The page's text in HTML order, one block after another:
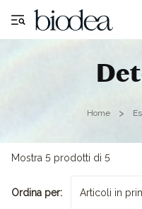
Home
Mostra 5 prodotti di 5
Ordina per: